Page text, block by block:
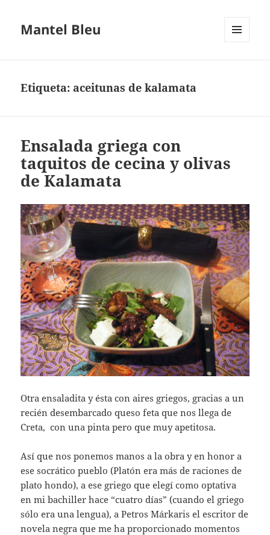
Mantel Bleu
Etiqueta: aceitunas de kalamata
Ensalada griega con
taquitos de cecina y olivas
de Kalamata
Otra ensaladita y ésta con aires griegos, gracias a un
recién desembarcado queso feta que nos llega de
Creta, con una pinta pero que muy apetitosa.
Así que nos ponemos manos a la obra y en honor a
ese socrático pueblo (Platón era más de raciones de
plato hondo), a ese griego que elegí como optativa
en mi bachiller hace “cuatro días” (cuando el griego
sólo era una lengua), a Petros Márkaris el escritor de
novela negra que me ha proporcionado momentos